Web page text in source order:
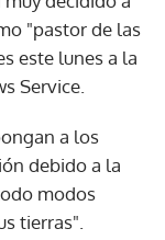
"pastor de las
este lunes a la
Service.
a los
debido a la
modos
tierras".